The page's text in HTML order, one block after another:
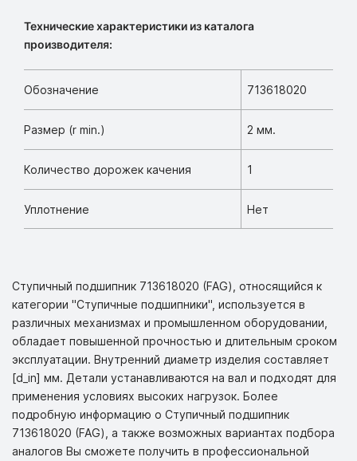
Технические характеристики из каталога
производителя:
Обозначение 713618020
Размер (r min.) 2 мм.
Количество дорожек качения 1
Уплотнение Нет
Ступичный подшипник 713618020 (FAG), относящийся к
категории "Ступичные подшипники", используется в
различных механизмах и промышленном оборудовании,
обладает повышенной прочностью и длительным сроком
эксплуатации. Внутренний диаметр изделия составляет
[d_in] мм. Детали устанавливаются на вал и подходят для
применения условиях высоких нагрузок. Более
подробную информацию о Ступичный подшипник
713618020 (FAG), а также возможных вариантах подбора
аналогов Вы сможете получить в профессиональной